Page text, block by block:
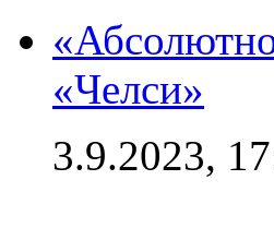
«Челси»
3.9.2023,